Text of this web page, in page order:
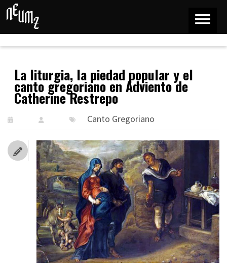
La liturgia, la piedad popular y el
canto gregoriano en Adviento de
Catherine Restrepo
Canto Gregoriano